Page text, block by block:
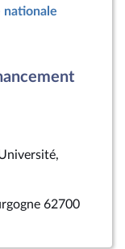
nationale
62700